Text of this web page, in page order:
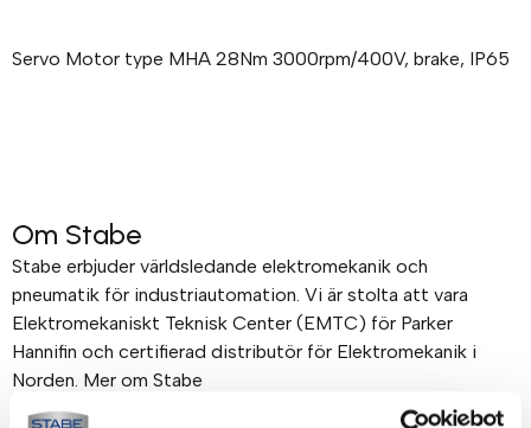
Servo Motor type MHA 28Nm 3000rpm/400V, brake, IP65
Om Stabe
Stabe erbjuder världsledande elektromekanik och
pneumatik för industriautomation. Vi är stolta att vara
Elektromekaniskt Teknisk Center (EMTC) för Parker
Hannifin och certifierad distributör för Elektromekanik i
Norden. Mer om Stabe